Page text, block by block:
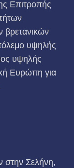
Επιτροπής
βρετανικών
υψηλής
υψηλής
Ευρώπη για
στην Σελήνη,